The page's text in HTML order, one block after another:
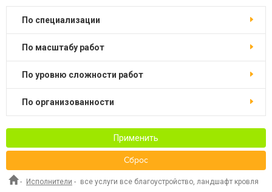
по специализации
по масштабу работ
по уровню сложности работ
по организованности
Применить
Сброс
- Исполнители - все услуги все благоустройство, ландшафт кровля